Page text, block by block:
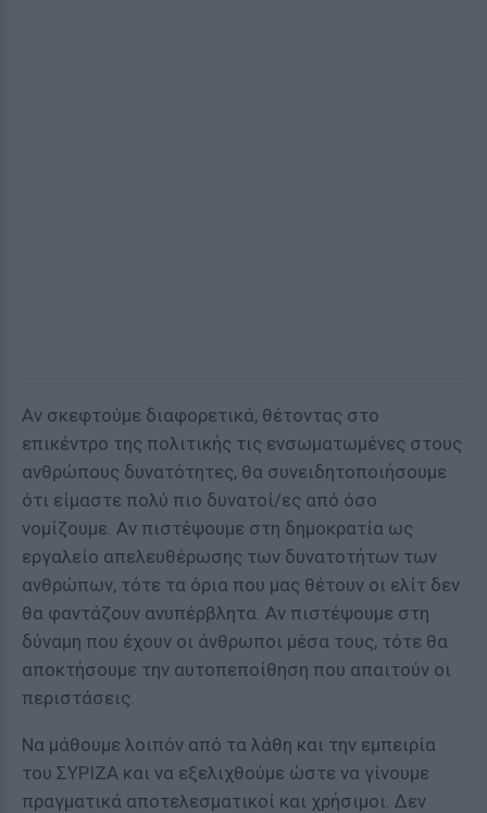
Αν σκεφτούμε διαφορετικά, θέτοντας στο
επικέντρο της πολιτικής τις ενσωματωμένες στους
ανθρώπους δυνατότητες, θα συνειδητοποιήσουμε
ότι είμαστε πολύ πιο δυνατοί/ες από όσο
νομίζουμε. Αν πιστέψουμε στη δημοκρατία ως
εργαλείο απελευθέρωσης των δυνατοτήτων των
ανθρώπων, τότε τα όρια που μας θέτουν οι ελίτ δεν
θα φαντάζουν ανυπέρβλητα. Αν πιστέψουμε στη
δύναμη που έχουν οι άνθρωποι μέσα τους, τότε θα
αποκτήσουμε την αυτοπεποίθηση που απαιτούν οι
περιστάσεις.
Να μάθουμε λοιπόν από τα λάθη και την εμπειρία
του ΣΥΡΙΖΑ και να εξελιχθούμε ώστε να γίνουμε
πραγματικά αποτελεσματικοί και χρήσιμοι. Δεν